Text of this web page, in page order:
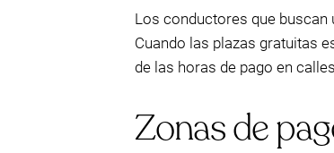
Los conductores que
Cuando las plazas gratuitas
de las horas de pago en
Zonas de